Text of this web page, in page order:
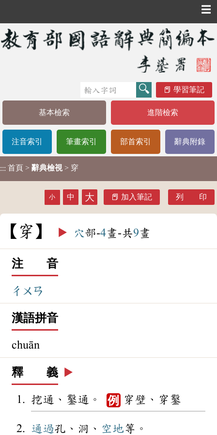
☰
學習筆記
基本檢索 進階檢索
注音索引 筆畫索引 部首索引 辭典附錄
::: 首頁 > 辭典檢視 > 穿
小 中 大 加入筆記 列 印
穿 ▶️ 穴部-4畫-共9畫
注 音
ㄔㄨㄢ
漢語拼音
chuān
釋 義 ▶️
挖通、鑿通。 例 穿壁、穿鑿
通過孔、洞、 空地等。